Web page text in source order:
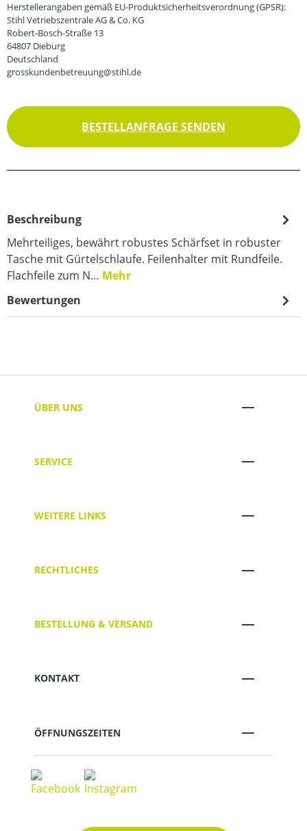
Herstellerangaben gemäß EU-Produktsicherheitsverordnung (GPSR):
Stihl Vetriebszentrale AG & Co. KG
Robert-Bosch-Straße 13
64807 Dieburg
Deutschland
grosskundenbetreuung@stihl.de
BESTELLANFRAGE SENDEN
Beschreibung
Mehrteiliges, bewährt robustes Schärfset in robuster
Tasche mit Gürtelschlaufe. Feilenhalter mit Rundfeile.
Flachfeile zum N… Mehr
Bewertungen
ÜBER UNS
SERVICE
WEITERE LINKS
RECHTLICHES
BESTELLUNG & VERSAND
KONTAKT
ÖFFNUNGSZEITEN